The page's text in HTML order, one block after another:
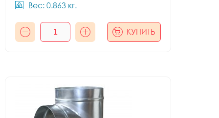
Вес: 0.863 кг.
КУПИТЬ